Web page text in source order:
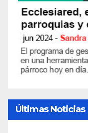
Últimas Noticias